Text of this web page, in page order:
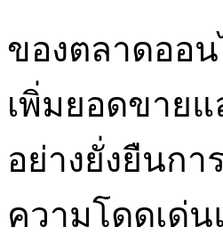
ของตลาดออ
เพิ่มยอดขาย
อย่างยั่งยืนกา
ความโดดเด่